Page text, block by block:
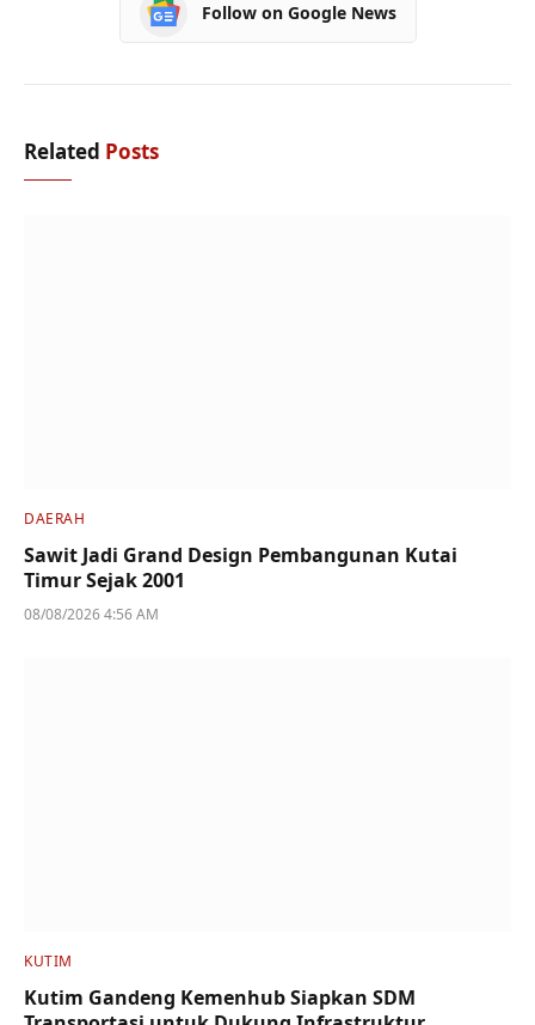
Follow on Google News
Related Posts
DAERAH
Sawit Jadi Grand Design Pembangunan Kutai
Timur Sejak 2001
08/08/2026 4:56 AM
KUTIM
Kutim Gandeng Kemenhub Siapkan SDM